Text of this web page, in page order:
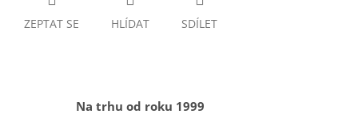
ZEPTAT SE HLÍDAT SDÍLET
Na trhu od roku 1999